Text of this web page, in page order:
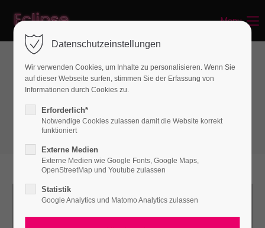
Menu
Gallery & Video
Gallery - Elevation Zoom
Datenschutzeinstellungen
Wir verwenden Cookies, um Inhalte zu personalisieren. Wenn Sie
auf dieser Webseite surfen, stimmen Sie der Erfassung von
Informationen durch Cookies zu.
Erforderlich*
Notwendige Cookies zulassen damit die Website korrekt
funktioniert
Externe Medien
Externe Medien wie Google Fonts, Google Maps,
OpenStreetMap und Youtube zulassen
Statistik
Google Analytics und Matomo Analytics zulassen